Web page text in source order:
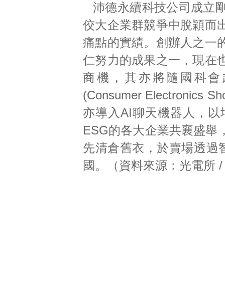
沛德永續科技公司成立
佼大企業群競爭中脫穎而
痛點的實績。創辦人之一
仁努力的成果之一，現在
商機，其亦將隨國科
(Consumer Electronics
亦導入AI聊天機器人，
ESG的各大企業共襄盛舉
先清倉舊衣，於賣場透過
國。（資料來源：光電所